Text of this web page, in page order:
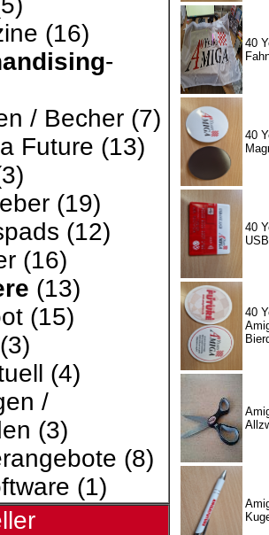
(16)
-
/ Becher (7)
Future (13)
(19)
(12)
(16)
(13)
(15)
(3)
(4)
/
(3)
(8)
(1)
40
40
40
40